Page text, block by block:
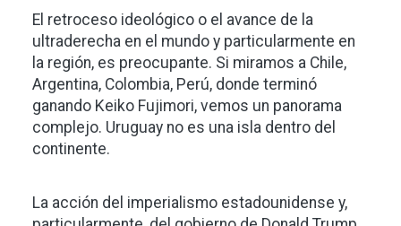
El retroceso ideológico o el avance de la
ultraderecha en el mundo y particularmente en
la región, es preocupante. Si miramos a Chile,
Argentina, Colombia, Perú, donde terminó
ganando Keiko Fujimori, vemos un panorama
complejo. Uruguay no es una isla dentro del
continente.
La acción del imperialismo estadounidense y,